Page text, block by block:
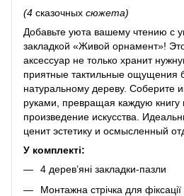
(4 сказочных сюжета)
Добавьте уюта вашему чтению с
закладкой «Живой орнамент»!
аксессуар не только хранит
приятные тактильные ощущения
натуральному дереву. Соберите
руками, превращая каждую книгу
произведение искусства.
ценит эстетику и осмысленный
У комплекті:
4 дерев’яні закладки-пазли
Монтажна стрічка для